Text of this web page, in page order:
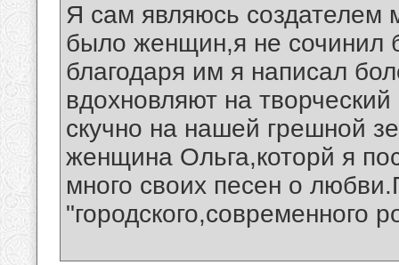
Я сам являюсь создателем
было женщин,я не сочинил
благодаря им я написал
вдохновляют на
скучно на нашей грешной
женщина Ольга,которй я
много своих песен о
"городского,современного